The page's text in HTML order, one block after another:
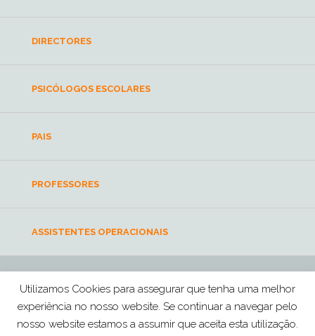
DIRECTORES
PSICÓLOGOS ESCOLARES
PAIS
PROFESSORES
ASSISTENTES OPERACIONAIS
escolasaudavelmente@ordemdospsicologos.pt
Ordem dos Psicólogos Portugueses © 2026 Todos os direitos reservados
Utilizamos Cookies para assegurar que tenha uma melhor
experiência no nosso website. Se continuar a navegar pelo
nosso website estamos a assumir que aceita esta utilização.